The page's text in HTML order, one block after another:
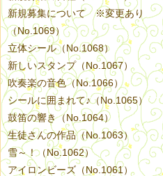
新規募集について ※変更あり
（No.1069）
立体シール（No.1068）
新しいスタンプ（No.1067）
吹奏楽の音色（No.1066）
シールに囲まれて♪（No.1065）
鼓笛の響き（No.1064）
生徒さんの作品（No.1063）
雪～！（No.1062）
アイロンビーズ（No.1061）